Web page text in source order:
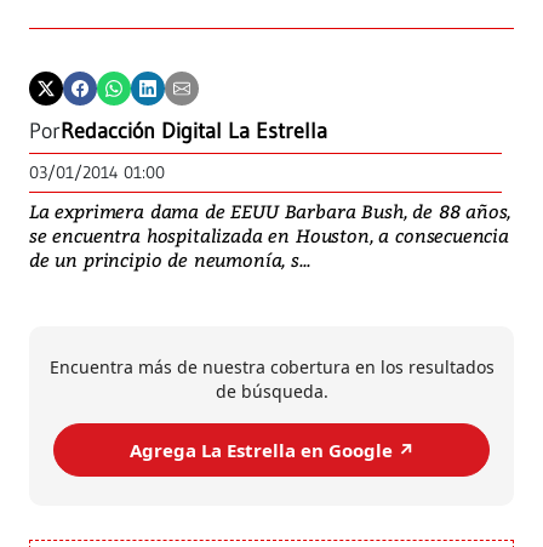
PorRedacción Digital La Estrella
03/01/2014 01:00
La exprimera dama de EEUU Barbara Bush, de 88 años,
se encuentra hospitalizada en Houston, a consecuencia
de un principio de neumonía, s...
Encuentra más de nuestra cobertura en los resultados
de búsqueda.
Agrega La Estrella en Google ↗️